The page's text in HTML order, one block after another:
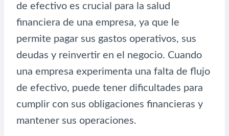
de efectivo es crucial para la salud
financiera de una empresa, ya que le
permite pagar sus gastos operativos, sus
deudas y reinvertir en el negocio. Cuando
una empresa experimenta una falta de flujo
de efectivo, puede tener dificultades para
cumplir con sus obligaciones financieras y
mantener sus operaciones.